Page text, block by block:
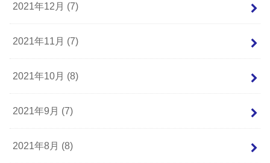
2021年12月 (7)
2021年11月 (7)
2021年10月 (8)
2021年9月 (7)
2021年8月 (8)